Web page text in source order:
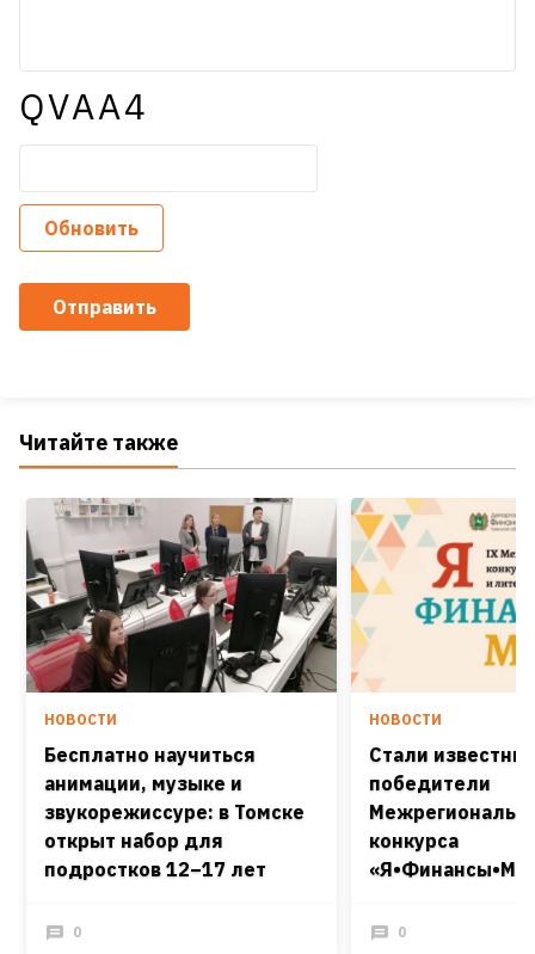
QVAA4
Обновить
Отправить
Читайте также
НОВОСТИ
Бесплатно научиться
анимации, музыке и
звукорежиссуре: в Томске
открыт набор для
подростков 12–17 лет
0
НОВОСТИ
Стали известны
победители
конкурса
0